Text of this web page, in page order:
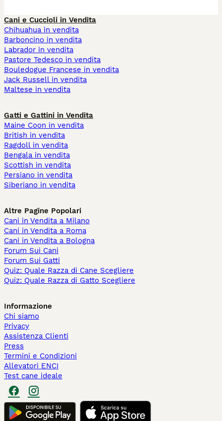
Cani e Cuccioli in Vendita
Chihuahua in vendita
Barboncino in vendita
Labrador in vendita
Pastore Tedesco in vendita
Bouledogue Francese in vendita
Jack Russell in vendita
Maltese in vendita
Gatti e Gattini in Vendita
Maine Coon in vendita
British in vendita
Ragdoll in vendita
Bengala in vendita
Scottish in vendita
Persiano in vendita
Siberiano in vendita
Altre Pagine Popolari
Cani in Vendita a Milano
Cani in Vendita a Roma
Cani in Vendita a Bologna
Forum Sui Cani
Forum Sui Gatti
Quiz: Quale Razza di Cane Scegliere
Quiz: Quale Razza di Gatto Scegliere
Informazione
Chi siamo
Privacy
Assistenza Clienti
Press
Termini e Condizioni
Allevatori ENCI
Test cane ideale